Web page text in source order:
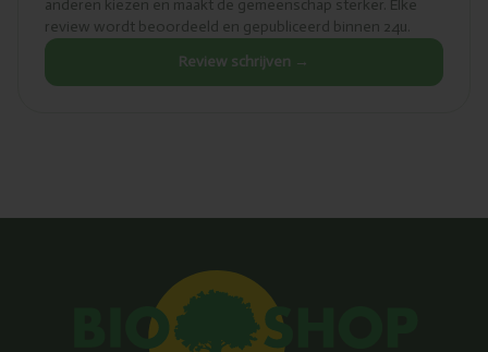
anderen kiezen en maakt de gemeenschap sterker. Elke
review wordt beoordeeld en gepubliceerd binnen 24u.
Review schrijven →